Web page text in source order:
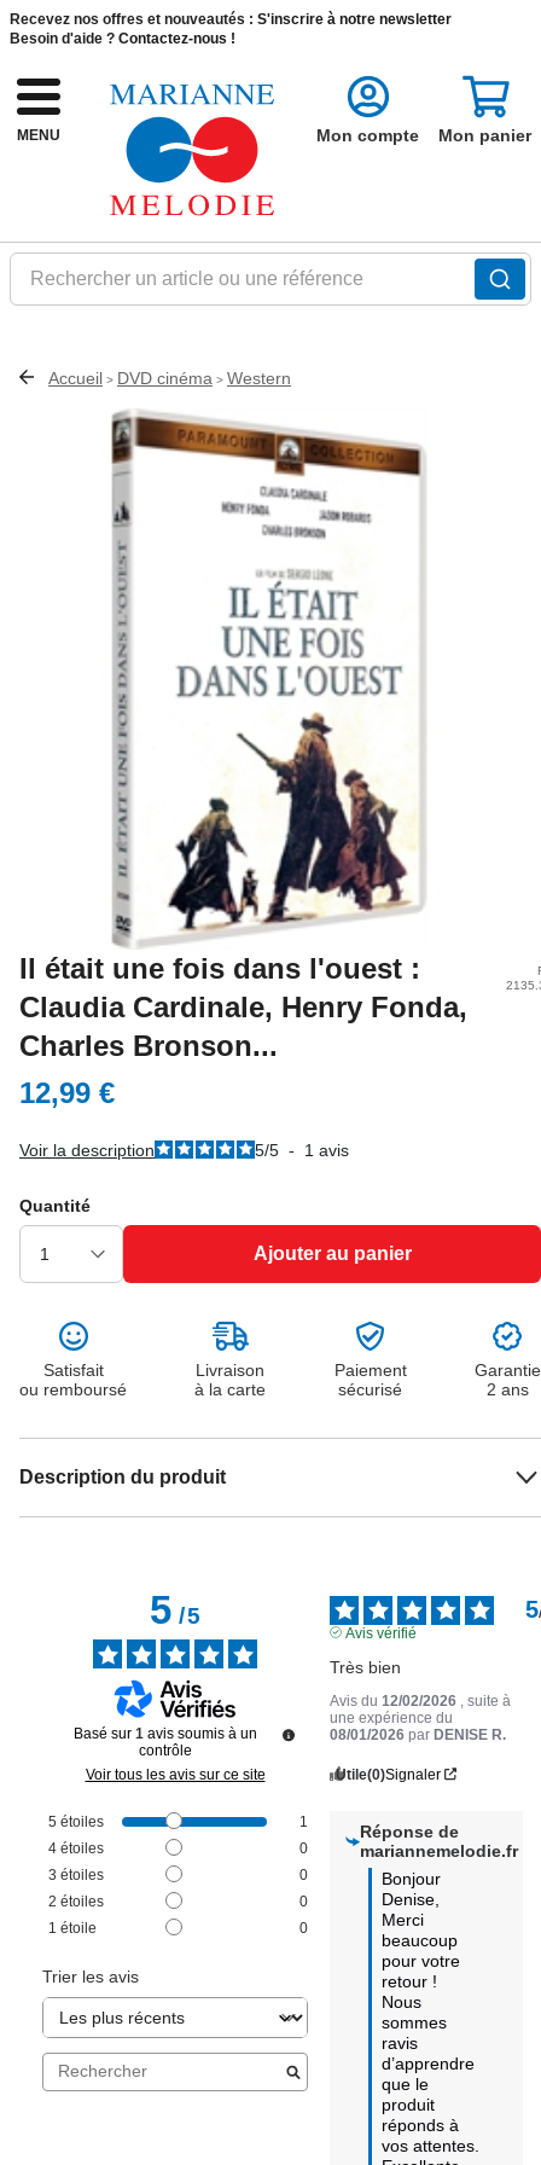
Recevez nos offres et nouveautés : S'inscrire à notre newsletter
Besoin d'aide ? Contactez-nous !
MENU
Rechercher un article ou une référence
Mon compte Mon panier
Accueil > DVD cinéma > Western
Il était une fois dans l'ouest :
Claudia Cardinale, Henry Fonda,
Charles Bronson...
12,99 €
Voir la description 5/5 - 1 avis
Quantité
Ajouter au panier
Satisfait
ou remboursé
Livraison
à la carte
Paiement
sécurisé
Garantie
2 ans
Description du produit
5/5
Basé sur 1 avis soumis à un
contrôle
Voir tous les avis sur ce site
5 étoiles
1
4 étoiles
0
3 étoiles
0
2 étoiles
0
1 étoile 0
Trier les avis
5
Avis vérifié
Très bien
Avis du 12/02/2026
, suite à
une expérience du
08/01/2026 parDENISE R.
Utile(0)Signaler
Réponse de
mariannemelodie.fr
Bonjour
Denise,
Merci
beaucoup
pour votre
retour !
Nous
sommes
ravis
d’apprendre
que le
produit
réponds à
vos attentes.